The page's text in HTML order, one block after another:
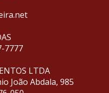
7777
LTDA
João Abdala, 985